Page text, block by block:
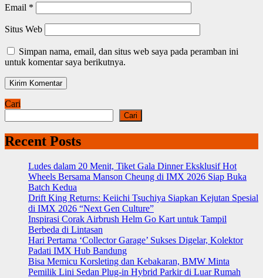
Email *
Situs Web
Simpan nama, email, dan situs web saya pada peramban ini
untuk komentar saya berikutnya.
Cari
Cari
Recent Posts
Ludes dalam 20 Menit, Tiket Gala Dinner Eksklusif Hot
Wheels Bersama Manson Cheung di IMX 2026 Siap Buka
Batch Kedua
Drift King Returns: Keiichi Tsuchiya Siapkan Kejutan Spesial
di IMX 2026 “Next Gen Culture”
Inspirasi Corak Airbrush Helm Go Kart untuk Tampil
Berbeda di Lintasan
Hari Pertama ‘Collector Garage’ Sukses Digelar, Kolektor
Padati IMX Hub Bandung
Bisa Memicu Korsleting dan Kebakaran, BMW Minta
Pemilik Lini Sedan Plug-in Hybrid Parkir di Luar Rumah